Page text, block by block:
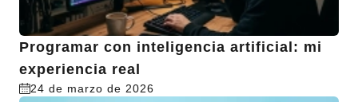
Programar con inteligencia artificial: mi
experiencia real
24 de marzo de 2026